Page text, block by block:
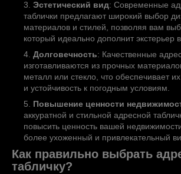
Эстетический вид: Современные
таблички предлагают широкий выбор
материалов и стилей, позволяя вам
который идеально дополнит экстерьер
Долговечность: Качественные
изготавливаются из прочных
металл или стекло, что обеспечивает
и устойчивость к погодным условиям.
Повышение ценности
аккуратной и стильной адресной
повысить ценность вашей
более ухоженный и привлекательный
Как правильно выбрать
табличку?